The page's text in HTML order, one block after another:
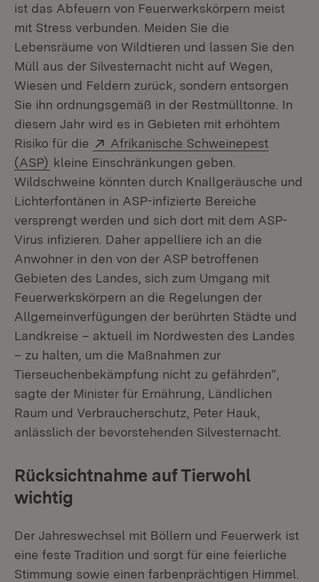
ist das Abfeuern von Feuerwerkskörpern meist
mit Stress verbunden. Meiden Sie die
Lebensräume von Wildtieren und lassen Sie den
Müll aus der Silvesternacht nicht auf Wegen,
Wiesen und Feldern zurück, sondern entsorgen
Sie ihn ordnungsgemäß in der Restmülltonne. In
diesem Jahr wird es in Gebieten mit erhöhtem
Risiko für die
Extern:
Afrikanische Schweinepest
(ASP) (Öffnet in neuem Fenster)
kleine Einschränkungen geben.
Wildschweine könnten durch Knallgeräusche und
Lichterfontänen in ASP-infizierte Bereiche
versprengt werden und sich dort mit dem ASP-
Virus infizieren. Daher appelliere ich an die
Anwohner in den von der ASP betroffenen
Gebieten des Landes, sich zum Umgang mit
Feuerwerkskörpern an die Regelungen der
Allgemeinverfügungen der berührten Städte und
Landkreise – aktuell im Nordwesten des Landes
– zu halten, um die Maßnahmen zur
Tierseuchenbekämpfung nicht zu gefährden“,
sagte der Minister für Ernährung, Ländlichen
Raum und Verbraucherschutz, Peter Hauk,
anlässlich der bevorstehenden Silvesternacht.
Rücksichtnahme auf Tierwohl
wichtig
Der Jahreswechsel mit Böllern und Feuerwerk ist
eine feste Tradition und sorgt für eine feierliche
Stimmung sowie einen farbenprächtigen Himmel.